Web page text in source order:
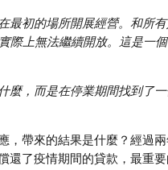
最初的場所開展經營。和所
際上無法繼續開放。這是一
麼，而是在停業期間找到了
，帶來的結果是什麼？經過
還了疫情期間的貸款，最重